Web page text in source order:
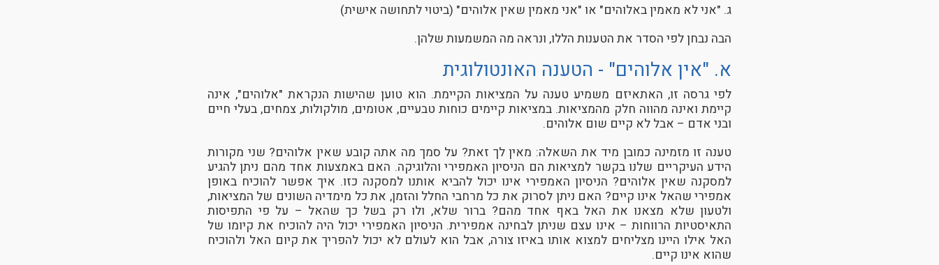
ג. "אני לא מאמין באלוהים" או "אני מאמין שאין אלוהים" (ביטוי לתחושה אישית)
הבה נבחן לפי הסדר את הטענות הללו, ונראה מה המשמעות שלהן.
א. "אין אלוהים" - הטענה האונטולוגית
לפי גרסה זו, האתאיזם משמיע טענה על המציאות הקיימת. הוא טוען שהישות הנקראת "אלוהים", אינה
קיימת ואינה מהווה חלק מהמציאות. במציאות קיימים כוחות טבעיים, אטומים, מולקולות, צמחים, בעלי חיים
ובני אדם – אבל לא קיים שום אלוהים.
טענה זו מזמינה כמובן מיד את השאלה: מאין לך זאת? על סמך מה אתה קובע שאין אלוהים? שני מקורות
הידע העיקריים שלנו בקשר למציאות הם הניסיון האמפירי והלוגיקה. האם באמצעות אחד מהם ניתן להגיע
למסקנה שאין אלוהים? הניסיון האמפירי אינו יכול להביא אותנו למסקנה כזו. איך אפשר להוכיח באופן
אמפירי שהאל אינו קיים? האם ניתן לסרוק את כל מרחבי החלל והזמן, את כל מימדיה השונים של המציאות,
ולטעון שלא מצאנו את האל באף אחד מהם? ברור שלא, ולו רק בשל כך שהאל – על פי התפיסות
התאיסטיות הרווחות – אינו עצם שניתן לבחינה אמפירית. הניסיון האמפירי יכול היה להוכיח את קיומו של
האל אילו היינו מצליחים למצוא אותו באיזו צורה, אבל הוא לעולם לא יכול להפריך את קיום האל ולהוכיח
שהוא אינו קיים.